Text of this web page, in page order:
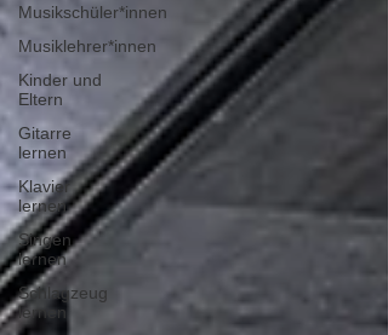
Musikschüler*innen
Musiklehrer*innen
Kinder und
Eltern
Gitarre
lernen
Klavier
lernen
Singen
lernen
Schlagzeug
lernen